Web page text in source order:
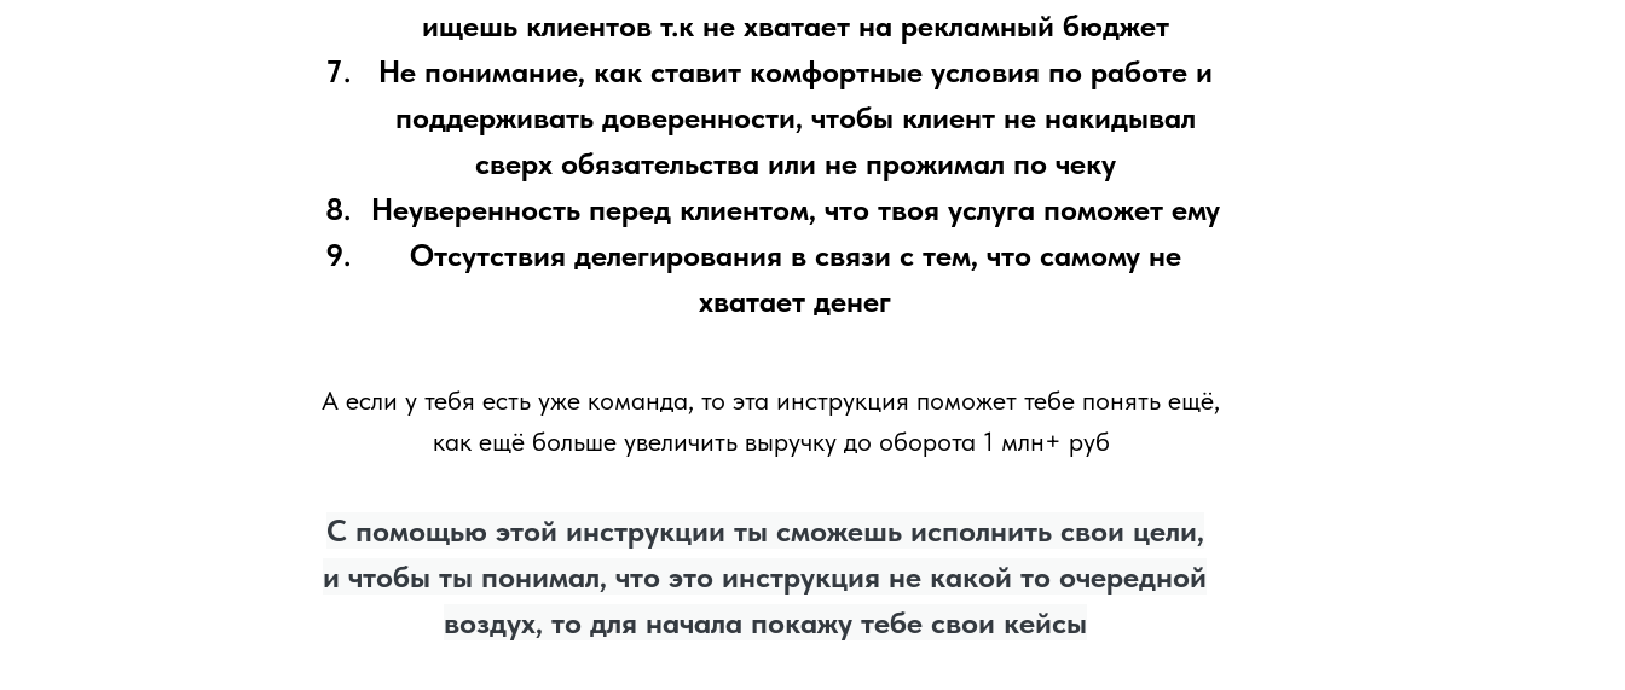
ищешь клиентов т.к не хватает на рекламный бюджет
Не понимание, как ставит комфортные условия по работе и
поддерживать доверенности, чтобы клиент не накидывал
сверх обязательства или не прожимал по чеку
Неуверенность перед клиентом, что твоя услуга поможет ему
Отсутствия делегирования в связи с тем, что самому не
хватает денег
А если у тебя есть уже команда, то эта инструкция поможет тебе понять ещё,
как ещё больше увеличить выручку до оборота 1 млн+ руб
С помощью этой инструкции ты сможешь исполнить свои цели,
и чтобы ты понимал, что это инструкция не какой то очередной
воздух, то для начала покажу тебе свои кейсы